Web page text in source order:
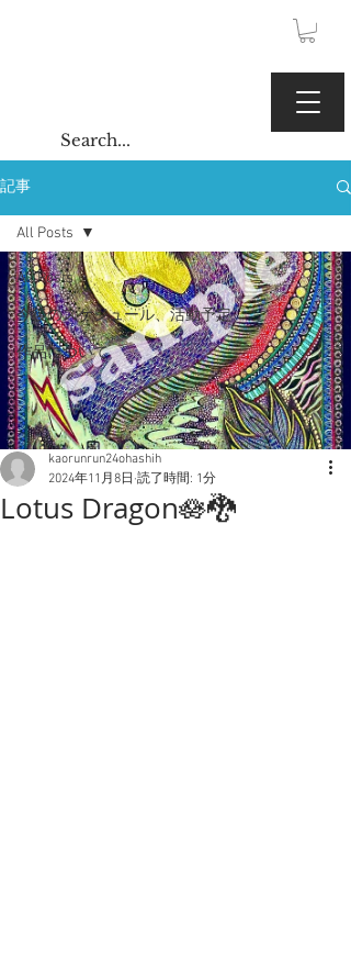
記事
All Posts
今後のスケジュール、活動予定
作品について
All Posts
Lotus Dragon🪷🐉
kaorunrun24ohashih
2024年11月8日 読了時間: 1分